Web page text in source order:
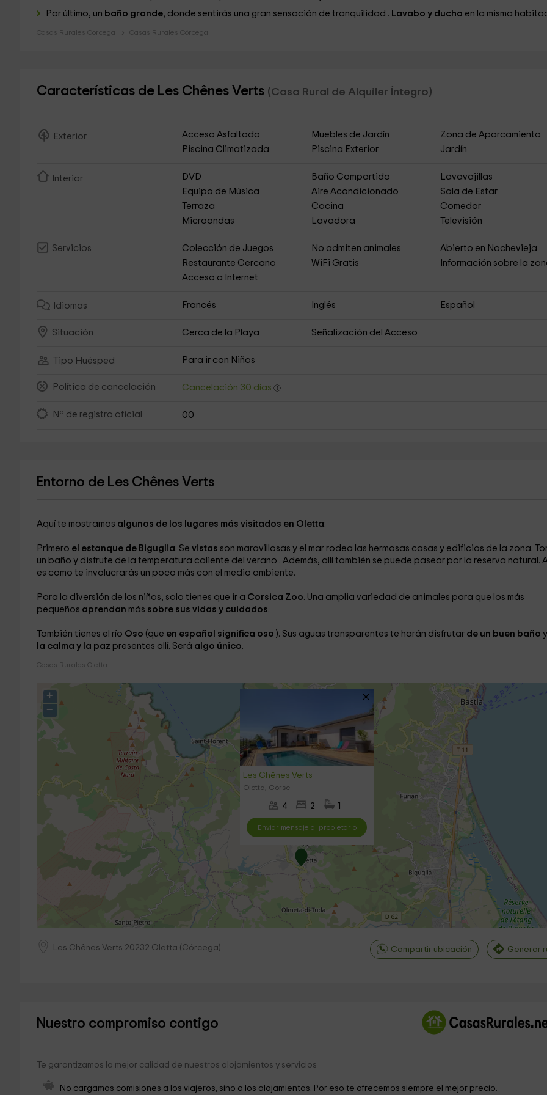
Por último, un baño grande, donde sentirás una gran sensación de tranquilidad . Lavabo y ducha en la misma
Casas Rurales Corcega Casas Rurales Córcega
Características de Les Chênes Verts (Casa Rural de Alquiler Íntegro)
Exterior Acceso Asfaltado Muebles de Jardín
Zona de Aparcamiento
Piscina Climatizada
Piscina Exterior Jardín
Interior DVD Baño Compartido
Lavavajillas
Equipo de Música
Aire Acondicionado
Sala de Estar
Terraza
Cocina
Comedor
Microondas
Lavadora Televisión
Servicios Colección de Juegos No admiten animales
Abierto en Nochevieja
Restaurante Cercano
WiFi Gratis
Información sobre la
Acceso a Internet
Idiomas Francés Inglés Español
Situación Cerca de la Playa Señalización del Acceso
Tipo Huésped Para ir con Niños
Política de cancelación Cancelación 30 días
Nº de registro oficial 00
Entorno de Les Chênes Verts
Aquí te mostramos algunos de los lugares más visitados en Oletta:
Primero el estanque de Biguglia. Se vistas son maravillosas y el mar rodea las hermosas casas y edificios de la zona.
un baño y disfrute de la temperatura caliente del verano . Además, allí también se puede pasear por la reserva natural.
es como te involucrarás un poco más con el medio ambiente.
Para la diversión de los niños, solo tienes que ir a Corsica Zoo. Una amplia variedad de animales para que los más
pequeños aprendan más sobre sus vidas y cuidados.
También tienes el río Oso (que en español significa oso ). Sus aguas transparentes te harán disfrutar de un buen baño
la calma y la paz presentes allí. Será algo único.
Casas Rurales Oletta
Les Chênes Verts
Oletta, Corse
4 2
Enviar mensaje al propietario
+
−
Les Chênes Verts 20232 Oletta (Córcega) Compartir ubicación Generar
Nuestro compromiso contigo
Te garantizamos la mejor calidad de nuestros alojamientos y servicios
No cargamos comisiones a los viajeros, sino a los alojamientos. Por eso te ofrecemos siempre el mejor precio.